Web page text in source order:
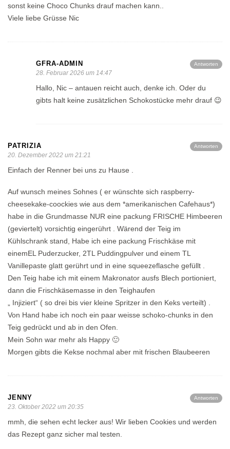
sonst keine Choco Chunks drauf machen kann..
Viele liebe Grüsse Nic
Antworten
GFRA-ADMIN
28. Februar 2026 um 14:47
Hallo, Nic – antauen reicht auch, denke ich. Oder du
gibts halt keine zusätzlichen Schokostücke mehr drauf 😉
Antworten
PATRIZIA
20. Dezember 2022 um 21:21
Einfach der Renner bei uns zu Hause .
Auf wunsch meines Sohnes ( er wünschte sich raspberry-
cheesekake-coockies wie aus dem *amerikanischen Cafehaus*)
habe in die Grundmasse NUR eine packung FRISCHE Himbeeren
(geviertelt) vorsichtig eingerührt . Wärend der Teig im
Kühlschrank stand, Habe ich eine packung Frischkäse mit
einemEL Puderzucker, 2TL Puddingpulver und einem TL
Vanillepaste glatt gerührt und in eine squeezeflasche gefüllt .
Den Teig habe ich mit einem Makronator ausfs Blech portioniert,
dann die Frischkäsemasse in den Teighaufen
„ Injiziert“ ( so drei bis vier kleine Spritzer in den Keks verteilt) .
Von Hand habe ich noch ein paar weisse schoko-chunks in den
Teig gedrückt und ab in den Ofen.
Mein Sohn war mehr als Happy 🙂
Morgen gibts die Kekse nochmal aber mit frischen Blaubeeren
Antworten
JENNY
23. Oktober 2022 um 20:35
mmh, die sehen echt lecker aus! Wir lieben Cookies und werden
das Rezept ganz sicher mal testen.